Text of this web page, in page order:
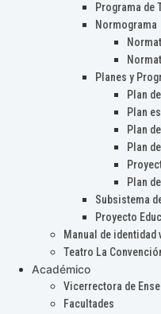
Programa de
Normograma
Planes y
Plan
Plan
Plan
Plan
Plan
Subsistema
Proyecto
Manual de identidad
Teatro La
Académico
Vicerrectora de
Facultades